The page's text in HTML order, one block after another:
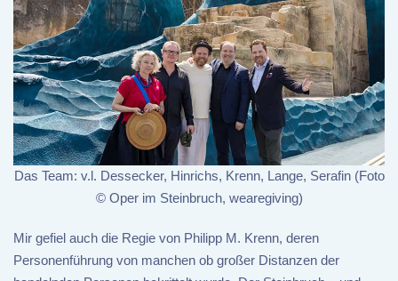
Das Team: v.l. Dessecker, Hinrichs, Krenn, Lange, Serafin (Foto
© Oper im Steinbruch, wearegiving)
Mir gefiel auch die Regie von Philipp M. Krenn, deren
Personenführung von manchen ob großer Distanzen der